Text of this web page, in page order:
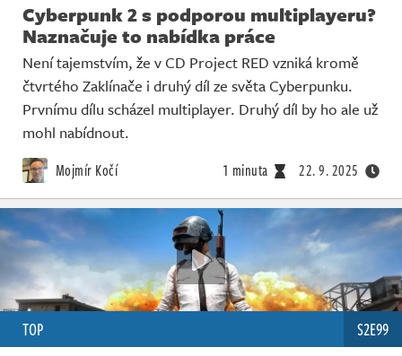
Cyberpunk 2 s podporou multiplayeru?
Naznačuje to nabídka práce
Není tajemstvím, že v CD Project RED vzniká kromě
čtvrtého Zaklínače i druhý díl ze světa Cyberpunku.
Prvnímu dílu scházel multiplayer. Druhý díl by ho ale už
mohl nabídnout.
Mojmír Kočí 1 minuta 22. 9. 2025
TOP S2E99